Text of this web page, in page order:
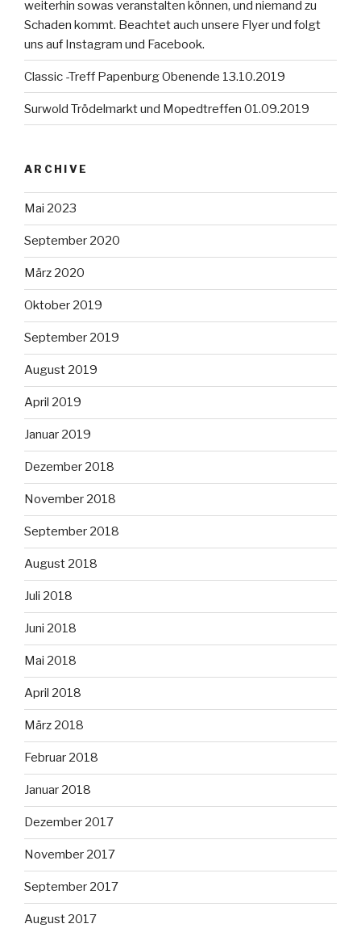
weiterhin sowas veranstalten können, und niemand zu
Schaden kommt. Beachtet auch unsere Flyer und folgt
uns auf Instagram und Facebook.
Classic -Treff Papenburg Obenende 13.10.2019
Surwold Trödelmarkt und Mopedtreffen 01.09.2019
ARCHIVE
Mai 2023
September 2020
März 2020
Oktober 2019
September 2019
August 2019
April 2019
Januar 2019
Dezember 2018
November 2018
September 2018
August 2018
Juli 2018
Juni 2018
Mai 2018
April 2018
März 2018
Februar 2018
Januar 2018
Dezember 2017
November 2017
September 2017
August 2017